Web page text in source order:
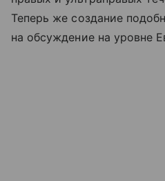
Теперь же создание
на обсуждение на уровне